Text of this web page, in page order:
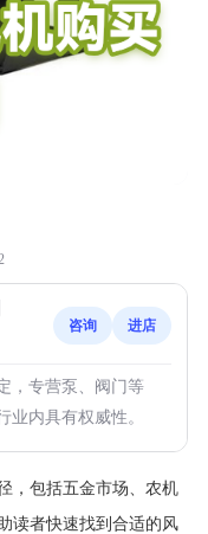
咨询 进店
，专营泵、阀门等
业内具有权威性。
，包括五金市场、农机
读者快速找到合适的风